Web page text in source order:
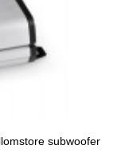
subwoofer